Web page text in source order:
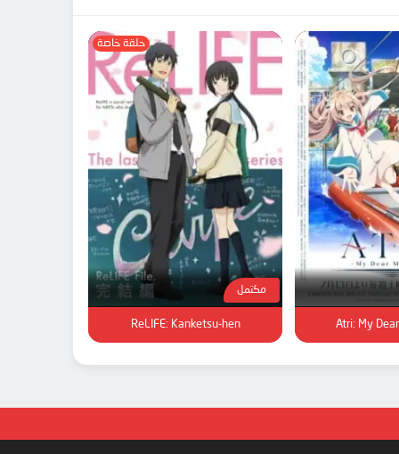
Atri: My
حلقة خاصة
مكتمل
ReLIFE: Kanketsu-hen